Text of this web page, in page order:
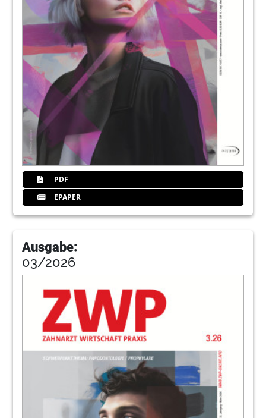
PDF
EPAPER
Ausgabe:
03/2026